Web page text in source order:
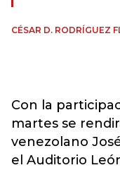
CÉSAR D. RODRÍGUEZ
Con la
martes se
venezolano
el Auditorio